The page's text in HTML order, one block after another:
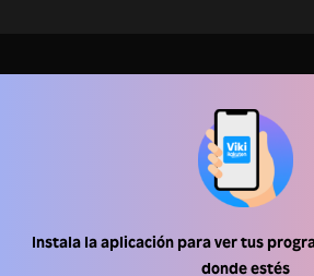
Instala la aplicación para ver tus
donde estés
Centro de ayuda